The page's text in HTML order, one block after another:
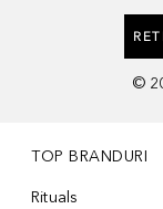
©
TOP BRANDURI
Rituals